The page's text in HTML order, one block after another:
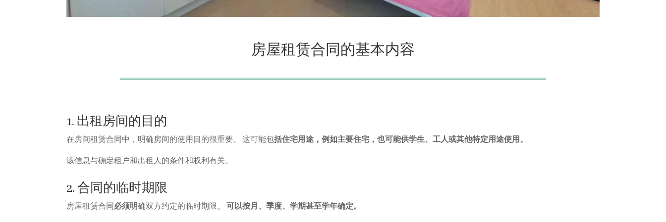
房屋租赁合同的基本内容
1. 出租房间的目的
在房间租赁合同中，明确房间的使用目的很重要。 这可能包括住宅用途，例如主要住宅，也可能供学生、工人或其他特定用途使用。
该信息与确定租户和出租人的条件和权利有关。
2. 合同的临时期限
房屋租赁合同必须明确双方约定的临时期限。 可以按月、季度、学期甚至学年确定。